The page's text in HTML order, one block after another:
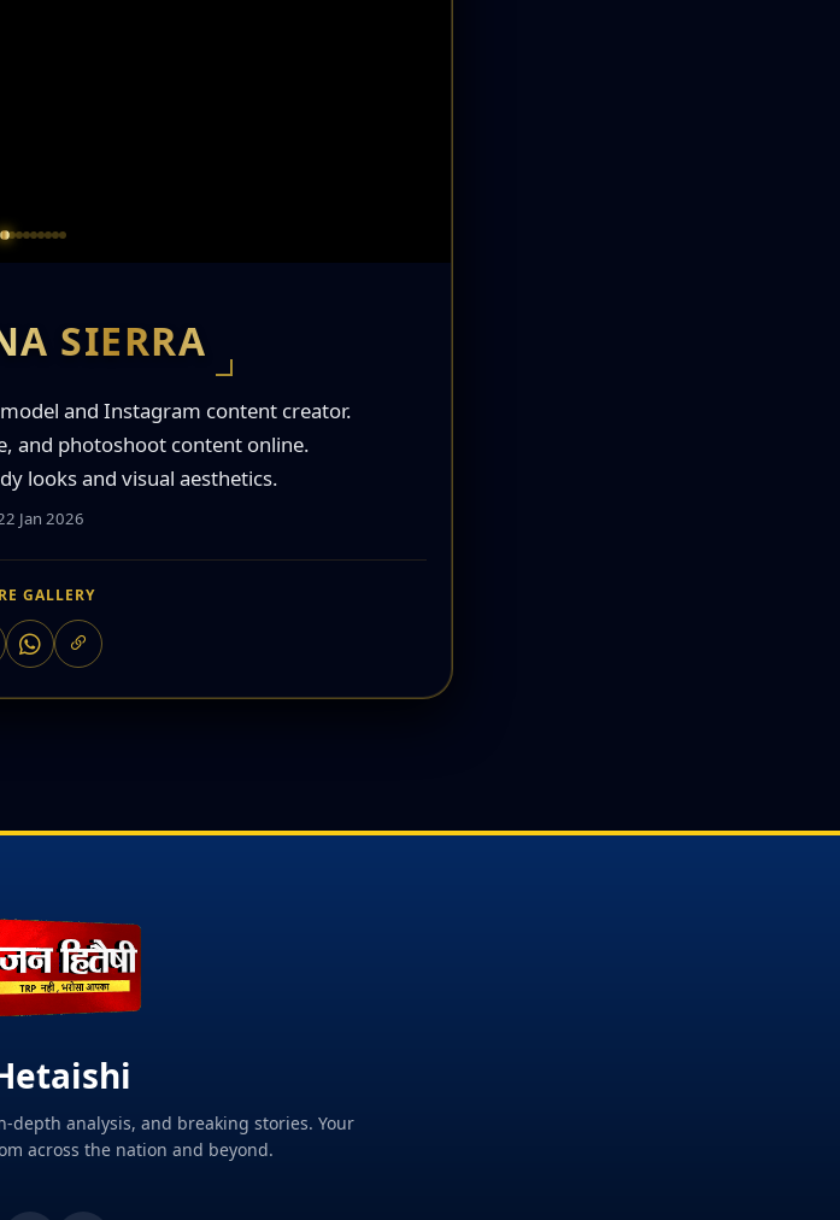
SIERRA
and Instagram content creator.
and photoshoot content online.
looks and visual aesthetics.
Jan 2026
GALLERY
depth analysis, and breaking stories. Your
across the nation and beyond.